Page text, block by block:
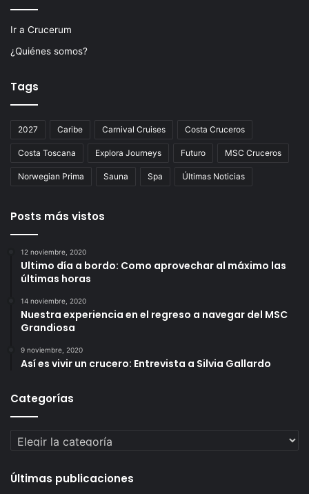
Ir a Crucerum
¿Quiénes somos?
Tags
2027 Caribe Carnival Cruises Costa Cruceros
Costa Toscana Explora Journeys Futuro MSC Cruceros
Norwegian Prima Sauna Spa Últimas Noticias
Posts más vistos
12 noviembre, 2020
Ultimo día a bordo: Como aprovechar al máximo las
últimas horas
14 noviembre, 2020
Nuestra experiencia en el regreso a navegar del MSC
Grandiosa
9 noviembre, 2020
Así es vivir un crucero: Entrevista a Silvia Gallardo
Categorías
Categorías
Últimas publicaciones